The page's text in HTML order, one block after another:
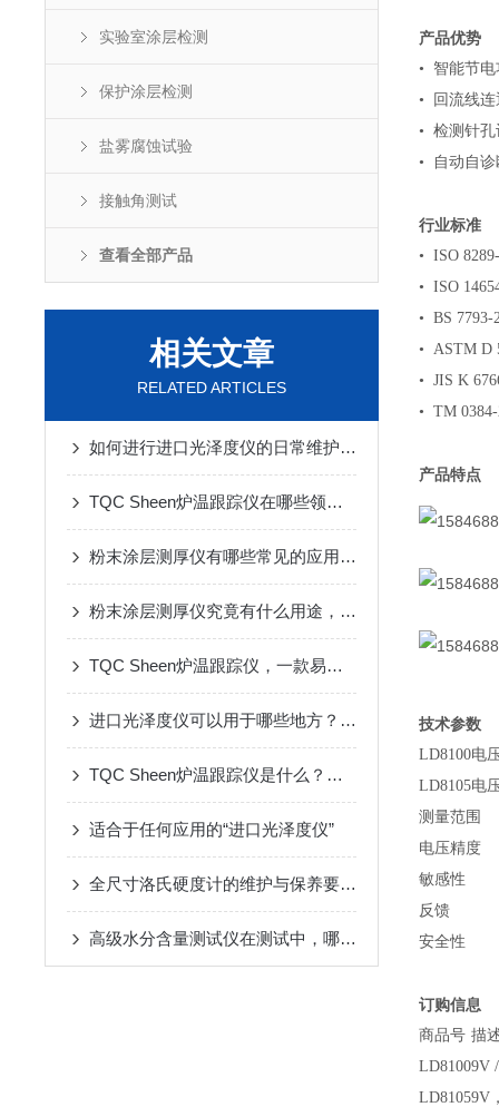
实验室涂层检测
保护涂层检测
盐雾腐蚀试验
接触角测试
查看全部产品
相关文章
RELATED ARTICLES
如何进行进口光泽度仪的日常维护和保养？
TQC Sheen炉温跟踪仪在哪些领域有应用？
粉末涂层测厚仪有哪些常见的应用领域？
粉末涂层测厚仪究竟有什么用途，你知道吗？
TQC Sheen炉温跟踪仪，一款易于操作和使用的高质量温度记录仪
进口光泽度仪可以用于哪些地方？使用时我们又需要注意什么？
TQC Sheen炉温跟踪仪是什么？它又有哪些用途呢？
适合于任何应用的“进口光泽度仪”
全尺寸洛氏硬度计的维护与保养要点，值得一看
高级水分含量测试仪在测试中，哪些因素会影响到结果的准确性
产品优势
• 智能节电
• 回流线连
• 检测针孔
• 自动自诊
行业标准
• ISO
• ISO
• BS 7793-
• ASTM D
• JIS K
• TM 0384-
产品特点
技术参数
LD8100电
LD8105电
测量范围
电压精度
敏感性
反馈
安全性
订购信息
商品号 描
LD81009V
LD81059V